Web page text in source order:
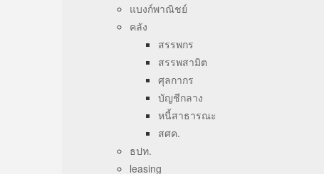
แบงก์พาณิชย์
คลัง
สรรพกร
สรรพสามิต
ศุลกากร
บัญชีกลาง
หนี้สาธารณะ
สศค.
ธปท.
leasing